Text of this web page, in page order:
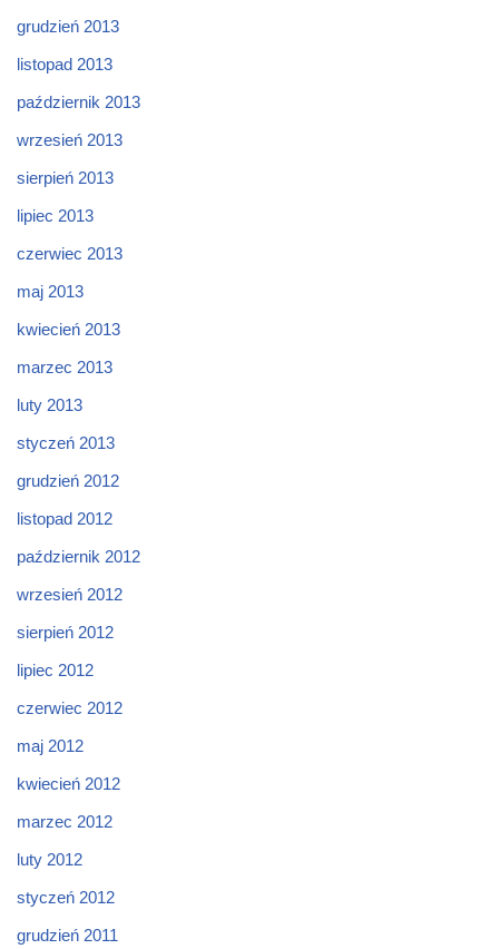
grudzień 2013
listopad 2013
październik 2013
wrzesień 2013
sierpień 2013
lipiec 2013
czerwiec 2013
maj 2013
kwiecień 2013
marzec 2013
luty 2013
styczeń 2013
grudzień 2012
listopad 2012
październik 2012
wrzesień 2012
sierpień 2012
lipiec 2012
czerwiec 2012
maj 2012
kwiecień 2012
marzec 2012
luty 2012
styczeń 2012
grudzień 2011